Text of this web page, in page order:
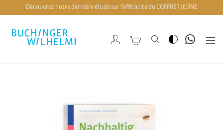
Découvrez notre dernière étude sur l'efficacité du COFFRET JEÛNE